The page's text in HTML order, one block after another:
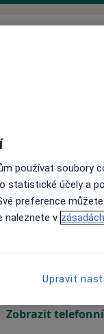
rezervace termínu
Zobrazit
používat soubory
statistické účely a
preference
naleznete v
Upravit